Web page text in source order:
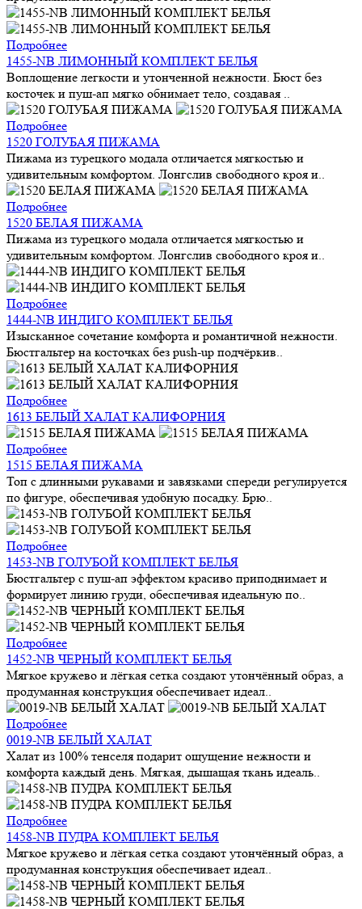
Подробнее
1455-NB ЛИМОННЫЙ КОМПЛЕКТ БЕЛЬЯ
Воплощение легкости и утонченной нежности. Бюст без
косточек и пуш-ап мягко обнимает тело, создавая ..
Подробнее
1520 ГОЛУБАЯ ПИЖАМА
Пижама из турецкого модала отличается мягкостью и
удивительным комфортом. Лонгслив свободного кроя и..
Подробнее
1520 БЕЛАЯ ПИЖАМА
Пижама из турецкого модала отличается мягкостью и
удивительным комфортом. Лонгслив свободного кроя и..
Подробнее
1444-NB ИНДИГО КОМПЛЕКТ БЕЛЬЯ
Изысканное сочетание комфорта и романтичной нежности.
Бюстгальтер на косточках без push-up подчёркив..
Подробнее
1613 БЕЛЫЙ ХАЛАТ КАЛИФОРНИЯ
Подробнее
1515 БЕЛАЯ ПИЖАМА
Топ с длинными рукавами и завязками спереди регулируется
по фигуре, обеспечивая удобную посадку. Брю..
Подробнее
1453-NB ГОЛУБОЙ КОМПЛЕКТ БЕЛЬЯ
Бюстгальтер с пуш-ап эффектом красиво приподнимает и
формирует линию груди, обеспечивая идеальную по..
Подробнее
1452-NB ЧЕРНЫЙ КОМПЛЕКТ БЕЛЬЯ
Мягкое кружево и лёгкая сетка создают утончённый образ, а
продуманная конструкция обеспечивает идеал..
Подробнее
0019-NB БЕЛЫЙ ХАЛАТ
Халат из 100% тенселя подарит ощущение нежности и
комфорта каждый день. Мягкая, дышащая ткань идеаль..
Подробнее
1458-NB ПУДРА КОМПЛЕКТ БЕЛЬЯ
Мягкое кружево и лёгкая сетка создают утончённый образ, а
продуманная конструкция обеспечивает идеал..